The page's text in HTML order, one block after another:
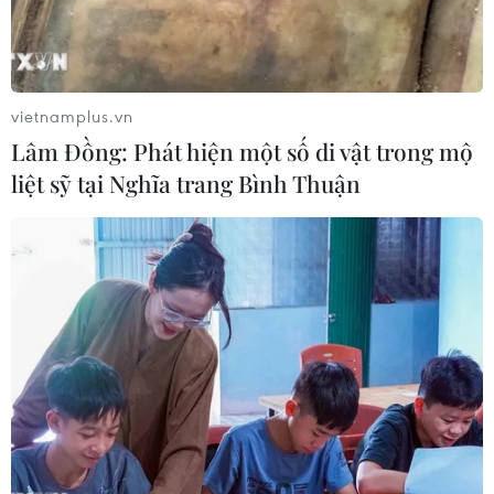
Biến đổi khí hậu và ô nhiễm không khí có
thể giết chết hàng tỷ người
07/10/2022 08:05
Chuyên gia Nicholas Stern cảnh báo nếu chúng ta để
mức tăng nhiệt độ của Trái Đất từ 3-4 độ C sẽ gây thảm
vietnamplus.vn
Lâm Đồng: Phát hiện một số di vật trong mộ
liệt sỹ tại Nghĩa trang Bình Thuận